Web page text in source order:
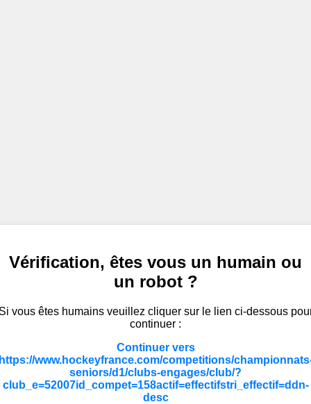
Vérification, êtes vous un humain ou
un robot ?
vous êtes humains veuillez cliquer sur le lien ci-dessous
continuer :
Continuer vers
www.hockeyfrance.com/competitions/
seniors/d1/clubs-engages/club/?
club_e=52007id_compet=158actif=effectifstri_effectif=ddn-
desc